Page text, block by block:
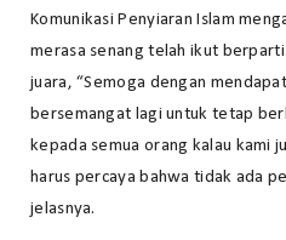
Komunikasi Penyiaran Islam
merasa senang telah ikut
juara, “Semoga dengan
bersemangat lagi untuk tetap
kepada semua orang kalau kami
harus percaya bahwa tidak ada
jelasnya.